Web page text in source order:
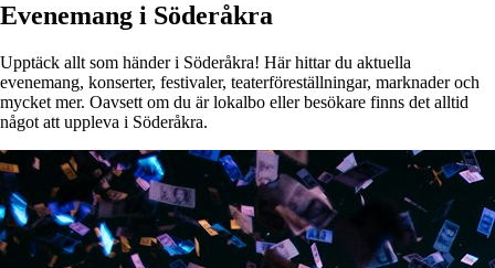
Evenemang i Söderåkra
Upptäck allt som händer i Söderåkra! Här hittar du aktuella
evenemang, konserter, festivaler, teaterföreställningar, marknader och
mycket mer. Oavsett om du är lokalbo eller besökare finns det alltid
något att uppleva i Söderåkra.